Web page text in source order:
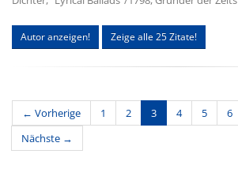
Autor anzeigen! Zeige alle 25 Zitate!
← Vorherige 1 2 3(current)
4 5 6
Nächste →